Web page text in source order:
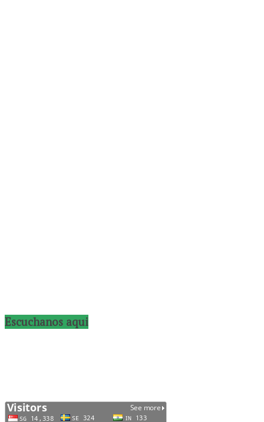
Escuchanos aqui